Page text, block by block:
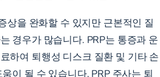
상을 완화할 수 있지만 근본적인 질
경우가 많습니다. PRP는 통증과 운
하여 퇴행성 디스크 질환 및 기타 손
이 될 수 있습니다. PRP 주사는 퇴